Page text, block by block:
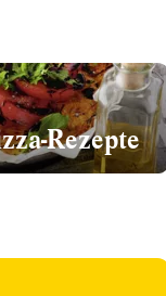
Rezepte